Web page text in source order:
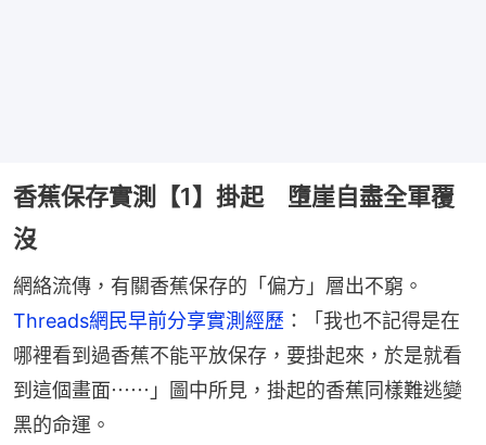
香蕉保存實測【1】掛起 墮崖自盡全軍覆
沒
網絡流傳，有關香蕉保存的「偏方」層出不窮。
Threads網民早前分享實測經歷 ：「我也不記得是在
哪裡看到過香蕉不能平放保存，要掛起來，於是就看
到這個畫面⋯⋯」圖中所見，掛起的香蕉同樣難逃變
黑的命運。